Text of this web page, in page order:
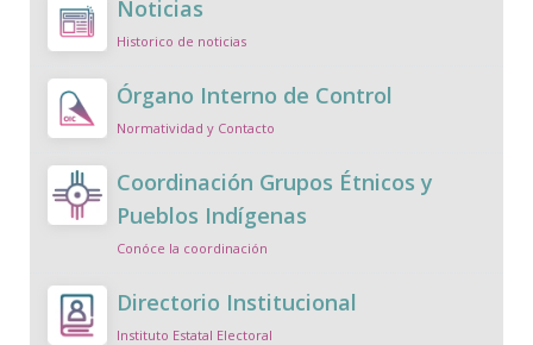
Noticias
Historico de noticias
Órgano Interno de Control
Normatividad y Contacto
Coordinación Grupos Étnicos y
Pueblos Indígenas
Conóce la coordinación
Directorio Institucional
Instituto Estatal Electoral